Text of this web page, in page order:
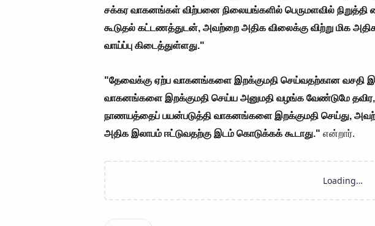
சக்கர வாகனங்கள் விற்பனை நிலையங்களில் பெருமளவில் நிறுத்தி
கூடுதல் கட்டணத்துடன், அவற்றை அதிக விலைக்கு விற்று மிக
வாய்ப்பு கிடைத்துள்ளது."
"தேவைக்கு ஏற்ப வாகனங்களை இறக்குமதி செய்வதற்கான வசதி
வாகனங்களை இறக்குமதி செய்ய அனுமதி வழங்க வேண்டுமே தவிர,
நாணயத்தைப் பயன்படுத்தி வாகனங்களை இறக்குமதி செய்து,
அதிக இலாபம் ஈட்டுவதற்கு இடம் கொடுக்கக் கூடாது." என்றார்.